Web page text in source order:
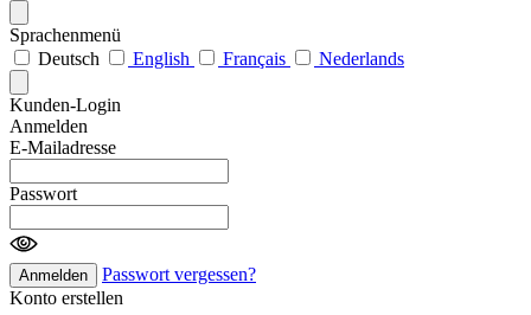
Sprachenmenü
Deutsch
English Français Nederlands
Kunden-Login
Anmelden
E-Mailadresse
Passwort
Anmelden
Passwort vergessen?
Konto erstellen